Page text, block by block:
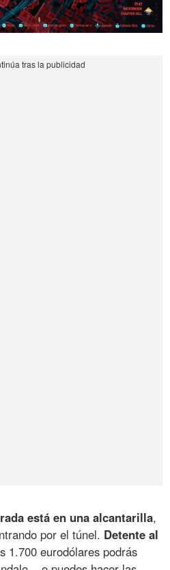
está en una alcantarilla,
por el túnel. Detente al
1.700 eurodólares podrás